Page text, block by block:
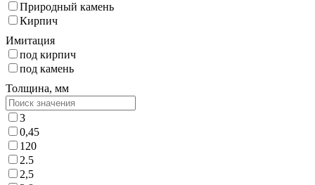
Природный камень
Кирпич
Имитация
под кирпич
под камень
Толщина, мм
3
0,45
120
2.5
2,5